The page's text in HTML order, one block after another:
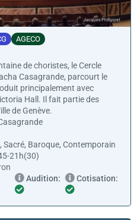
AGECO
de choristes, le Cercle
Casagrande, parcourt le
principalement avec
Hall. Il fait partie des
de Genève.
Sacré, Baroque, Contemporain
21h(30)
Audition: Cotisation: